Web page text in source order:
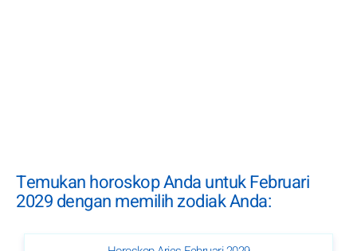
Temukan horoskop Anda untuk Februari
2029 dengan memilih zodiak Anda: